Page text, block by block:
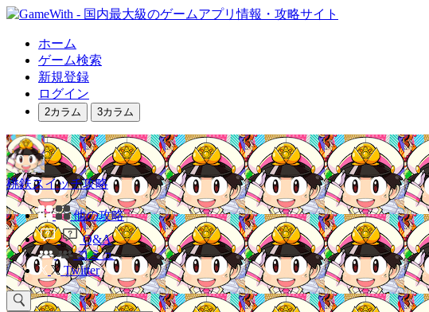
ホーム
ゲーム検索
新規登録
ログイン
2カラム 3カラム
桃鉄スイッチ攻略
他の攻略
Q&A
コミュ
Twitter